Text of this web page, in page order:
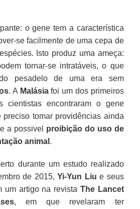
o gene tem a característica
se facilmente de uma cepa de
Isto produz uma ameça:
tornar-se intratáveis, o que
pesadelo de uma era sem
. A Malásiafoi um dos primeiros
cientistas encontraram o gene
preciso tomar providências ainda
a possivel proibição do uso de
animal .
durante um estudo realizado
de 2015,Yi-Yun Liu e seus
um artigo na revista The Lancet
, em que revelaram ter